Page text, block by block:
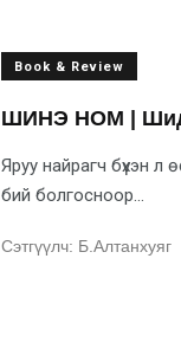
Book & Review
ШИНЭ НОМ |
Яруу найрагч бүхэн
бий болгосноор...
Сэтгүүлч: Б.Алтанхуяг